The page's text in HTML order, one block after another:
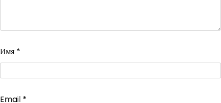
Имя *
Email *